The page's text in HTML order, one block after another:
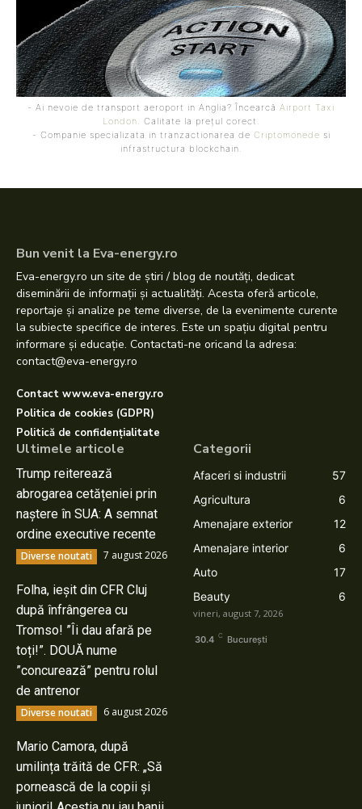
- Ai nevoie de transport aeroport in Anglia? Încearcă Airport Taxi
London . Calitate la prețul corect.
- Companie specializata in tranzactionarea de Criptomonede si
infrastructura blockchain.
Bun venit la Eva-energy.ro
Eva-energy.ro un site de știri / blog de noutăți, dedicat
diseminării de informații și actualități. Acesta oferă articole,
reportaje și analize pe teme diverse, de la evenimente curente
la subiecte specifice de interes. Este un spațiu digital pentru
informare și educație. Contactati-ne oricand la adresa:
contact@eva-energy.ro
Contact www.eva-energy.ro
Politica de cookies (GDPR)
Politică de confidențialitate
Ultimele articole
Trump reiterează
abrogarea cetățeniei prin
naștere în SUA: A semnat
ordine executive recente
Diverse noutati 7 august 2026
Folha, ieșit din CFR Cluj
după înfrângerea cu
Tromso! ”Îi dau afară pe
toți!”. DOUĂ nume
”concurează” pentru rolul
de antrenor
Diverse noutati 6 august 2026
Mario Camora, după
umilința trăită de CFR: „Să
pornească de la copii și
Categorii
Afaceri si industrii
57
Agricultura
6
Amenajare exterior
12
Amenajare interior
6
Auto
17
Beauty
6
vineri, august 7, 2026
30.4 C București